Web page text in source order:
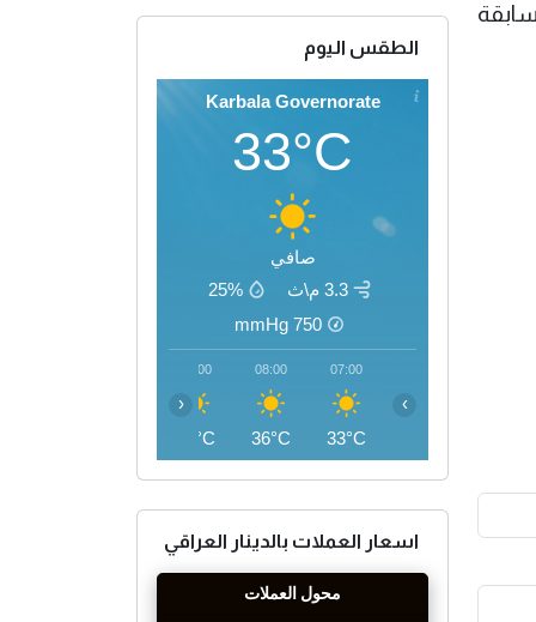
الطقس اليوم
Karbala Governorate
33°C
صافي
3.3 م\ث
25%
750
mmHg
07:00
33°C
08:00
36°C
09:00
38°C
‹ ›
اسعار العملات بالدينار العراقي